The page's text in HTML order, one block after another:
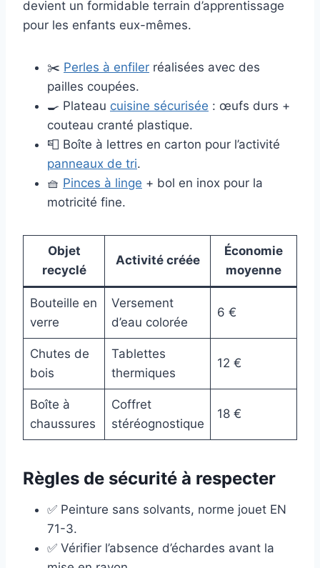
devient un formidable terrain d’apprentissage
pour les enfants eux-mêmes.
✂️ Perles à enfiler réalisées avec des
pailles coupées.
🍳 Plateau cuisine sécurisée : œufs durs +
couteau cranté plastique.
📮 Boîte à lettres en carton pour l’activité
panneaux de tri.
🧺 Pinces à linge + bol en inox pour la
motricité fine.
Objet
recyclé
Activité créée
Économie
moyenne
Bouteille en
verre
Versement
d’eau colorée
6 €
Chutes de
bois
Tablettes
thermiques
12 €
Boîte à
chaussures
Coffret
stéréognostique
18 €
Règles de sécurité à respecter
✅ Peinture sans solvants, norme jouet EN
71-3.
✅ Vérifier l’absence d’échardes avant la